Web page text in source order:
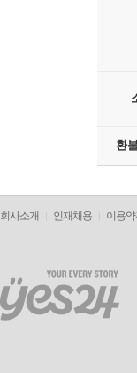
환
회사소개 인재채용 이용